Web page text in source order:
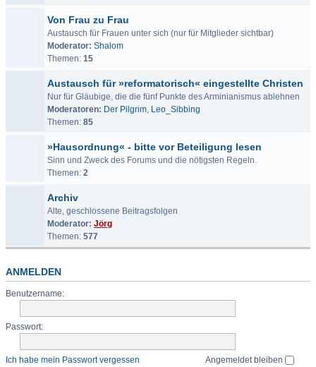
Von Frau zu Frau
Austausch für Frauen unter sich (nur für Mitglieder sichtbar)
Moderator: Shalom
Themen: 15
Austausch für »reformatorisch« eingestellte Christen
Nur für Gläubige, die die fünf Punkte des Arminianismus ablehnen
Moderatoren: Der Pilgrim, Leo_Sibbing
Themen: 85
»Hausordnung« - bitte vor Beteiligung lesen
Sinn und Zweck des Forums und die nötigsten Regeln.
Themen: 2
Archiv
Alte, geschlossene Beitragsfolgen
Moderator: Jörg
Themen: 577
ANMELDEN
Benutzername:
Passwort:
Ich habe mein Passwort vergessen Angemeldet bleiben